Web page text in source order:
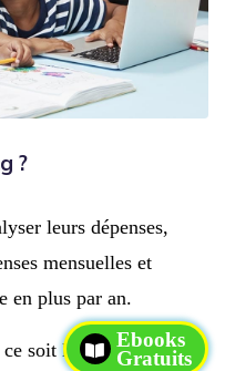
?
leurs dépenses,
mensuelles et
en plus par an.
soit les familles avec
Ebooks
Gratuits